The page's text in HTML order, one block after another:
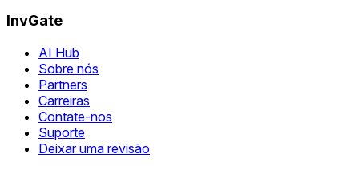
InvGate
AI Hub
Sobre nós
Partners
Carreiras
Contate-nos
Suporte
Deixar uma revisão